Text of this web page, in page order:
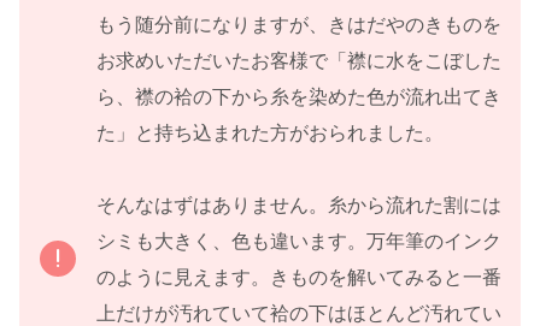
もう随分前になりますが、きはだやのきものを
お求めいただいたお客様で「襟に水をこぼした
ら、襟の袷の下から糸を染めた色が流れ出てき
た」と持ち込まれた方がおられました。
そんなはずはありません。糸から流れた割には
シミも大きく、色も違います。万年筆のインク
のように見えます。きものを解いてみると一番
上だけが汚れていて袷の下はほとんど汚れてい